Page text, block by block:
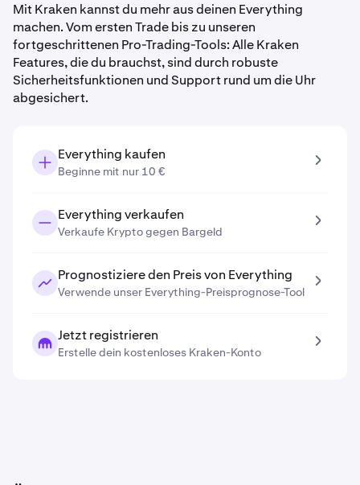
Mit Kraken kannst du mehr aus deinen Everything
machen. Vom ersten Trade bis zu unseren
fortgeschrittenen Pro-Trading-Tools: Alle Kraken
Features, die du brauchst, sind durch robuste
Sicherheitsfunktionen und Support rund um die Uhr
abgesichert.
Everything kaufen
Beginne mit nur 10 €
Everything verkaufen
Verkaufe Krypto gegen Bargeld
Prognostiziere den Preis von Everything
Verwende unser Everything-Preisprognose-Tool
Jetzt registrieren
Erstelle dein kostenloses Kraken-Konto